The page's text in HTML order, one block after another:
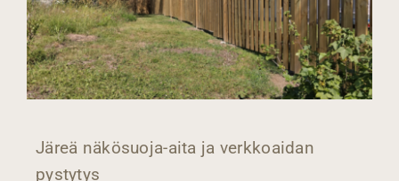
Järeä näkösuoja-aita ja verkkoaidan
pystytys